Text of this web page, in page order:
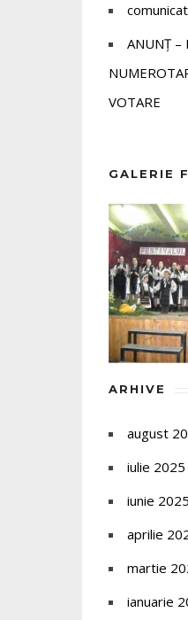
ANUNȚ –
VOTARE
GALERIE
ARHIVE
august
iulie 2025
iunie 2025
aprilie
martie
ianuarie